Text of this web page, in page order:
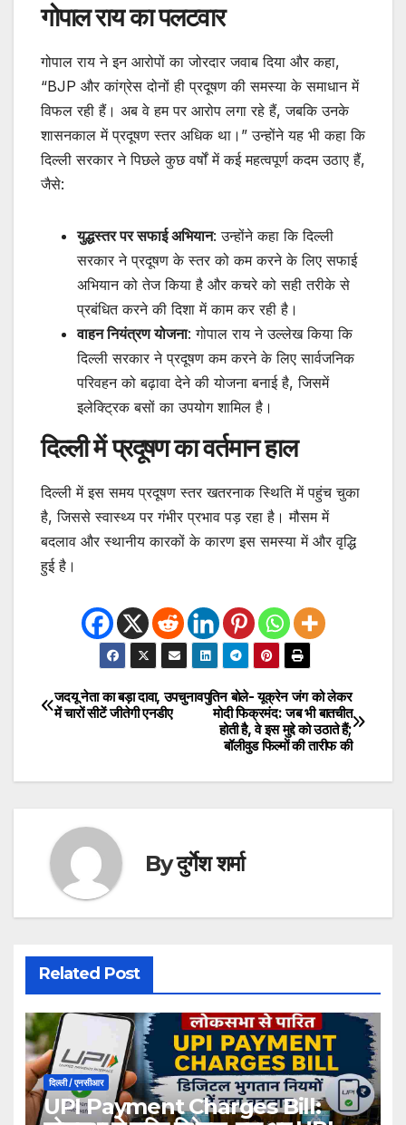
गोपाल राय का पलटवार
गोपाल राय ने इन आरोपों का जोरदार जवाब दिया और कहा,
“BJP और कांग्रेस दोनों ही प्रदूषण की समस्या के समाधान में
विफल रही हैं। अब वे हम पर आरोप लगा रहे हैं, जबकि उनके
शासनकाल में प्रदूषण स्तर अधिक था।” उन्होंने यह भी कहा कि
दिल्ली सरकार ने पिछले कुछ वर्षों में कई महत्वपूर्ण कदम उठाए हैं,
जैसे:
युद्धस्तर पर सफाई अभियान: उन्होंने कहा कि दिल्ली
सरकार ने प्रदूषण के स्तर को कम करने के लिए सफाई
अभियान को तेज किया है और कचरे को सही तरीके से
प्रबंधित करने की दिशा में काम कर रही है।
वाहन नियंत्रण योजना: गोपाल राय ने उल्लेख किया कि
दिल्ली सरकार ने प्रदूषण कम करने के लिए सार्वजनिक
परिवहन को बढ़ावा देने की योजना बनाई है, जिसमें
इलेक्ट्रिक बसों का उपयोग शामिल है।
दिल्ली में प्रदूषण का वर्तमान हाल
दिल्ली में इस समय प्रदूषण स्तर खतरनाक स्थिति में पहुंच चुका
है, जिससे स्वास्थ्य पर गंभीर प्रभाव पड़ रहा है। मौसम में
बदलाव और स्थानीय कारकों के कारण इस समस्या में और वृद्धि
हुई है।
Post
पुतिन बोले- यूक्रेन जंग को लेकर
मोदी फिक्रमंद: जब भी बातचीत
होती है, वे इस मुद्दे को उठाते हैं;
बॉलीवुड फिल्मों की तारीफ की
जदयू नेता का बड़ा दावा, उपचुनाव
में चारों सीटें जीतेगी एनडीए
Byदुर्गेश शर्मा
Related Post
दिल्ली / एनसीआर
UPI Payment Charges Bill: